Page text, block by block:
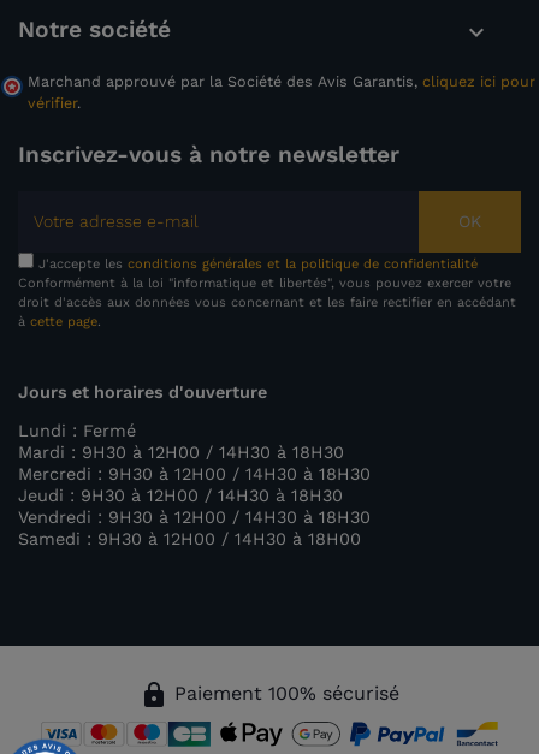
Notre société 
Marchand approuvé par la Société des Avis Garantis, cliquez ici pour
vérifier.
Inscrivez-vous à notre newsletter
OK
J'accepte les conditions générales et la politique de confidentialité
Conformément à la loi "informatique et libertés", vous pouvez exercer votre
droit d'accès aux données vous concernant et les faire rectifier en accédant
à cette page.
Jours et horaires d'ouverture
Lundi : Fermé
Mardi : 9H30 à 12H00 / 14H30 à 18H30
Mercredi : 9H30 à 12H00 / 14H30 à 18H30
Jeudi : 9H30 à 12H00 / 14H30 à 18H30
Vendredi : 9H30 à 12H00 / 14H30 à 18H30
Samedi : 9H30 à 12H00 / 14H30 à 18H00
lock Paiement 100% sécurisé